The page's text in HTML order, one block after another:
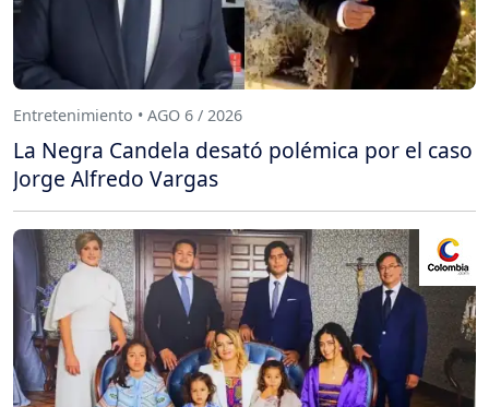
Entretenimiento • AGO 6 / 2026
La Negra Candela desató polémica por el caso
Jorge Alfredo Vargas